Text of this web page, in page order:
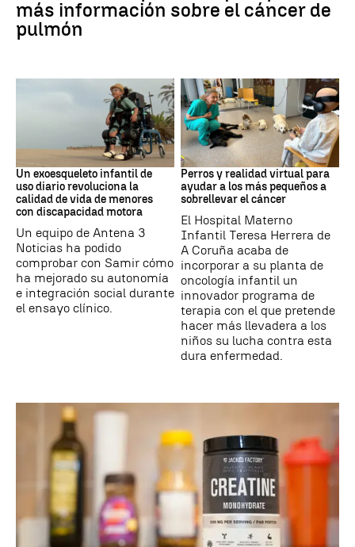
más información sobre el cáncer de
pulmón
DISCAPACIDAD
Un exoesqueleto infantil de
uso diario revoluciona la
calidad de vida de menores
con discapacidad motora
Un equipo de Antena 3
Noticias ha podido
comprobar con Samir cómo
ha mejorado su autonomía
e integración social durante
el ensayo clínico.
Galicia
Perros y realidad virtual para
ayudar a los más pequeños a
sobrellevar el cáncer
El Hospital Materno
Infantil Teresa Herrera de
A Coruña acaba de
incorporar a su planta de
oncología infantil un
innovador programa de
terapia con el que pretende
hacer más llevadera a los
niños su lucha contra esta
dura enfermedad.